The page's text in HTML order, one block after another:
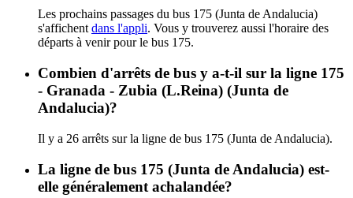
Les prochains passages du bus 175 (Junta de Andalucia)
s'affichent dans l'appli. Vous y trouverez aussi l'horaire des
départs à venir pour le bus 175.
Combien d'arrêts de bus y a-t-il sur la ligne 175
- Granada - Zubia (L.Reina) (Junta de
Andalucia)?
Il y a 26 arrêts sur la ligne de bus 175 (Junta de Andalucia).
La ligne de bus 175 (Junta de Andalucia) est-
elle généralement achalandée?